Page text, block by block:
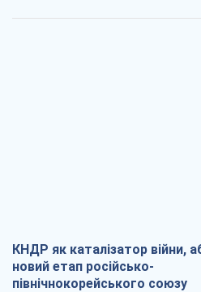
КНДР як каталізатор війни,
новий етап російсько-
північнокорейського союзу